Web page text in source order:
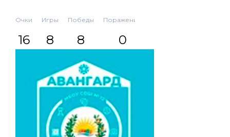
Очки
16
Игры
8
Победы
8
Поражения
0